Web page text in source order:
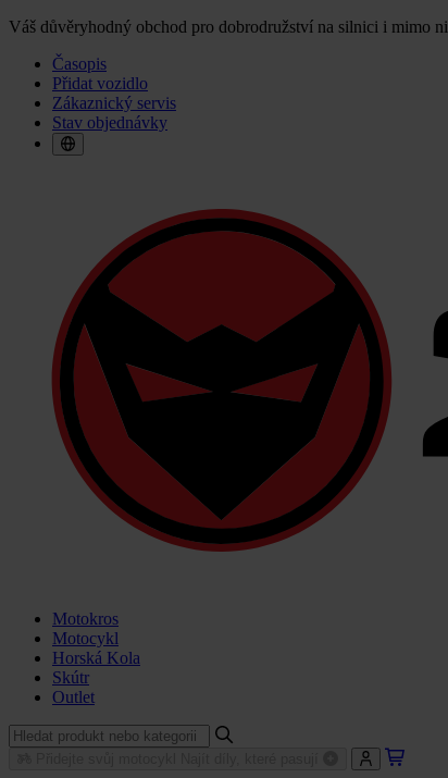
Váš důvěryhodný obchod pro dobrodružství na silnici i mimo ni
Časopis
Přidat vozidlo
Zákaznický servis
Stav objednávky
Motokros
Motocykl
Horská Kola
Skútr
Outlet